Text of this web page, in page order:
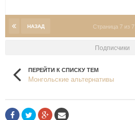
НАЗАД Страница 7 из 7
Подписчики
ПЕРЕЙТИ К СПИСКУ ТЕМ
Монгольские альтернативы